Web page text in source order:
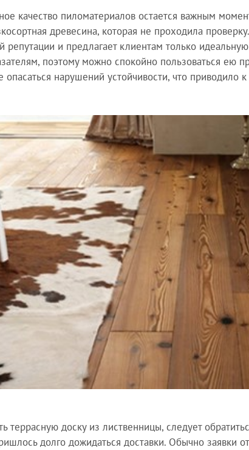
качество пиломатериалов остается важным
древесина, которая не проходила
репутации и предлагает клиентам только
поэтому можно спокойно пользоваться ею
опасаться нарушений устойчивости, что приводило
террасную доску из лиственницы, следует
долго дожидаться доставки. Обычно заявки